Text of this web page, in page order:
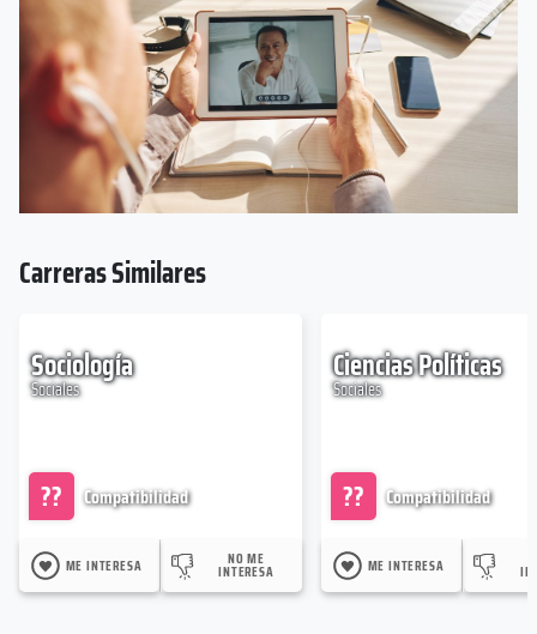
Carreras Similares
Sociología
Sociales
Compatibilidad
??
ME INTERESA NO ME
INTERESA
Ciencias Políticas
Sociales
Compatibilidad
??
ME INTERESA